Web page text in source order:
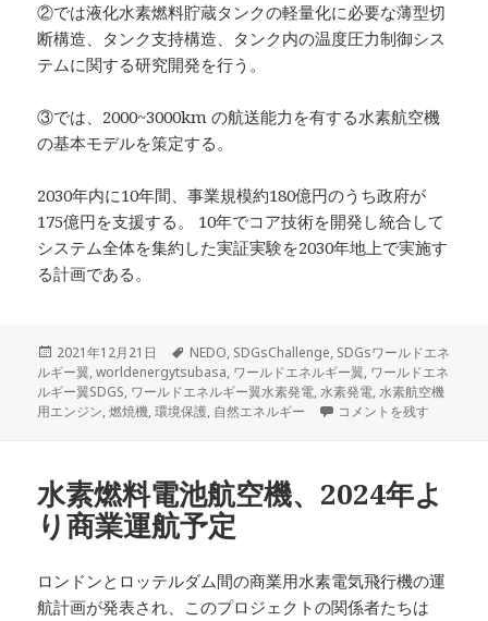
②では液化水素燃料貯蔵タンクの軽量化に必要な薄型切
断構造、タンク支持構造、タンク内の温度圧力制御シス
テムに関する研究開発を行う。
③では、2000~3000km の航送能力を有する水素航空機
の基本モデルを策定する。
2030年内に10年間、事業規模約180億円のうち政府が
175億円を支援する。 10年でコア技術を開発し統合して
システム全体を集約した実証実験を2030年地上で実施す
る計画である。
投
稿
日:
2021年12月21日
タ
グ
NEDO, SDGsChallenge, SDGsワールドエネ
ルギー翼,worldenergytsubasa, ワールドエネルギー翼, ワールドエネ
ルギー翼SDGS, ワールドエネルギー翼水素発電,水素発電,水素航空機
用エンジン,燃焼機,環境保護, 自然エネルギー NEDO、水素航空機用エ
コメントを残す
水素燃料電池航空機、2024年よ
り商業運航予定
ロンドンとロッテルダム間の商業用水素電気飛行機の運
航計画が発表され、このプロジェクトの関係者たちは